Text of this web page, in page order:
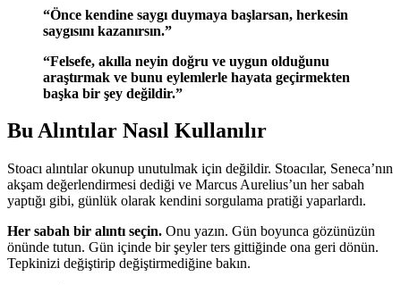
“Önce kendine saygı duymaya başlarsan, herkesin
saygısını kazanırsın.”
“Felsefe, akılla neyin doğru ve uygun olduğunu
araştırmak ve bunu eylemlerle hayata geçirmekten
başka bir şey değildir.”
Bu Alıntılar Nasıl Kullanılır
Stoacı alıntılar okunup unutulmak için değildir. Stoacılar, Seneca’nın
akşam değerlendirmesi dediği ve Marcus Aurelius’un her sabah
yaptığı gibi, günlük olarak kendini sorgulama pratiği yaparlardı.
Her sabah bir alıntı seçin. Onu yazın. Gün boyunca gözünüzün
önünde tutun. Gün içinde bir şeyler ters gittiğinde ona geri dönün.
Tepkinizi değiştirip değiştirmediğine bakın.